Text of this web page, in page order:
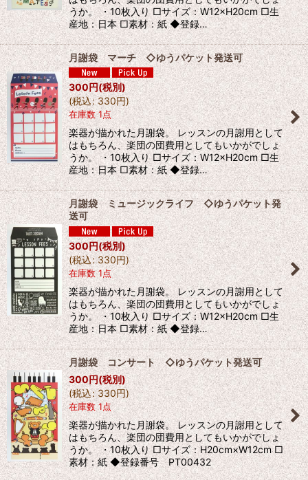
うか。 ・10枚入り □サイズ：W12×H20cm □生
産地：日本 □素材：紙 ◆登録…
月謝袋 マーチ ◇ゆうパケット発送可
300円(税別)
(税込: 330円)
在庫数 1点
楽器が描かれた月謝袋。 レッスンの月謝用として
はもちろん、楽団の団費用としてもいかがでしょ
うか。 ・10枚入り □サイズ：W12×H20cm □生
産地：日本 □素材：紙 ◆登録…
月謝袋 ミュージックライフ ◇ゆうパケット発
送可
300円(税別)
(税込: 330円)
在庫数 1点
楽器が描かれた月謝袋。 レッスンの月謝用として
はもちろん、楽団の団費用としてもいかがでしょ
うか。 ・10枚入り □サイズ：W12×H20cm □生
産地：日本 □素材：紙 ◆登録…
月謝袋 コンサート ◇ゆうパケット発送可
300円(税別)
(税込: 330円)
在庫数 1点
楽器が描かれた月謝袋。 レッスンの月謝用として
はもちろん、楽団の団費用としてもいかがでしょ
うか。 ・10枚入り □サイズ：H20cm×W12cm □
素材：紙 ◆登録番号 PT00432